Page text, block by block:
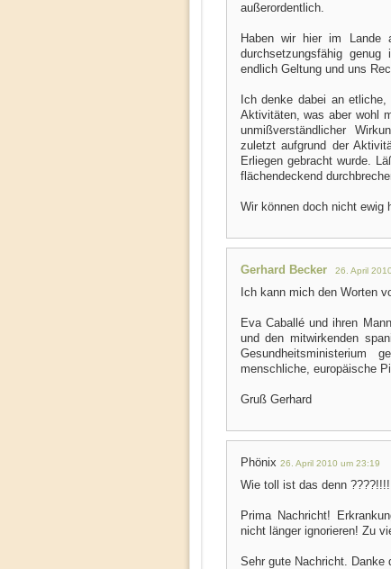
außerordentlich.
Haben wir hier im Lande
durchsetzungsfähig
endlich Geltung und uns
Ich denke dabei an
Aktivitäten, was aber wohl
unmißverständlicher
zuletzt aufgrund der
Erliegen gebracht wurde.
flächendeckend
Wir können doch nicht ewig
Gerhard Becker 26. April
Ich kann mich den Worten
Eva Caballé und ihren
und den mitwirkenden
menschliche, europäische
Gruß Gerhard
Phönix 26. April 2010 um 23:19
Wie toll ist das denn
Prima Nachricht!
nicht länger ignorieren! Zu
Sehr gute Nachricht. Danke